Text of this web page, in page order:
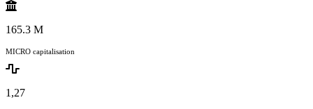
165.3 M
MICRO capitalisation
1,27